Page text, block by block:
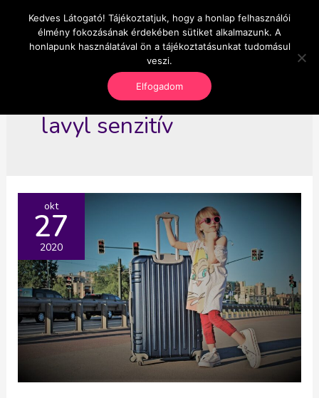
content
OnlineSeedsMan
Üzlet és szabadság
Main
lavyl senzitív
okt
27
2020
Kedves Látogató! Tájékoztatjuk, hogy a honlap felhasználói
élmény fokozásának érdekében sütiket alkalmazunk. A
honlapunk használatával ön a tájékoztatásunkat tudomásul
veszi.
Elfogadom